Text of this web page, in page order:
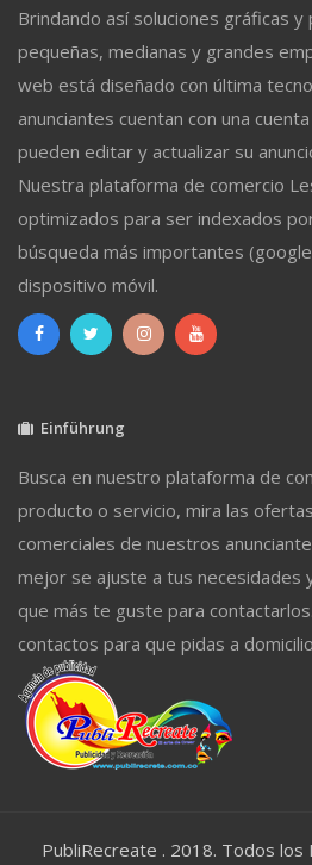
Brindando así soluciones gráficas
pequeñas, medianas y grandes
web está diseñado con última
anunciantes cuentan con una
pueden editar y actualizar su
Nuestra plataforma de comercio
optimizados para ser indexados
búsqueda más importantes
dispositivo móvil.
Einführung
Busca en nuestro plataforma de
producto o servicio, mira las
comerciales de nuestros
mejor se ajuste a tus necesidades
que más te guste para
contactos para que pidas a domicilio
PubliRecreate . 2018. Todos